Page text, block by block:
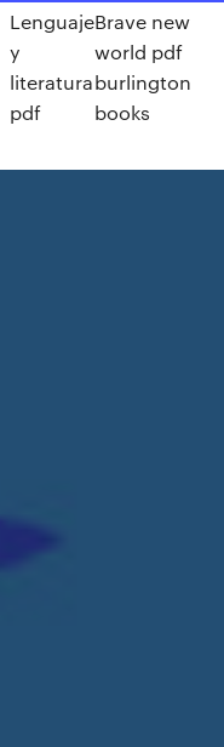
Lenguaje
y
literatura
pdf
Brave new
world pdf
burlington
books